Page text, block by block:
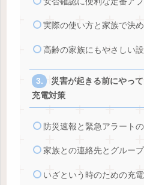
実際の使い方と家族で決
高齢の家族にもやさしい
災害が起きる前にやっ
充電対策
防災速報と緊急アラート
家族との連絡先とグルー
いざという時のための充